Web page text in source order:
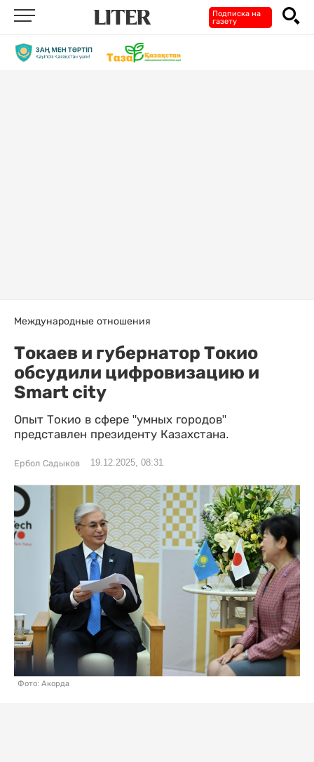
Подписка на
газету
Международные отношения
Токаев и губернатор Токио
обсудили цифровизацию и
Smart city
Опыт Токио в сфере "умных городов"
представлен президенту Казахстана.
Ербол Садыков 19.12.2025, 08:31
Фото: Акорда